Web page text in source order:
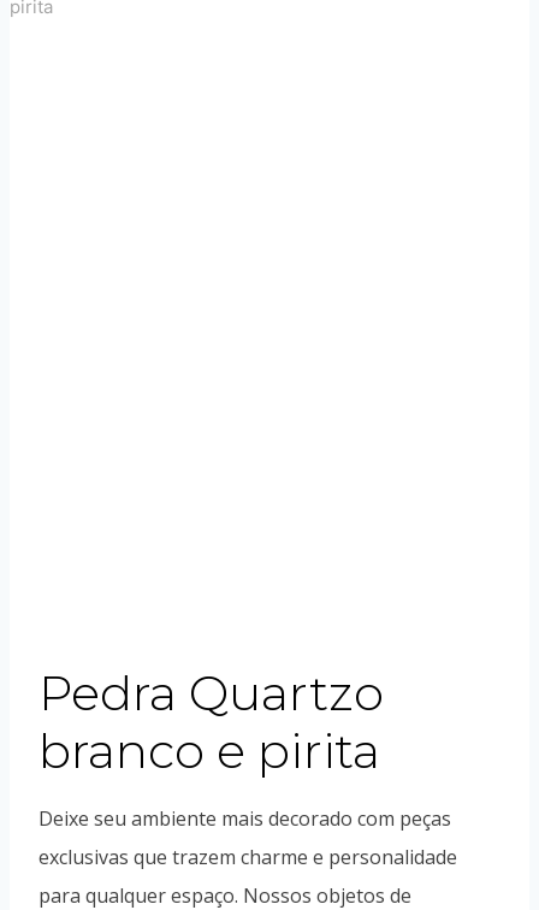
pirita
Pedra Quartzo
branco e pirita
Deixe seu ambiente mais decorado com peças
exclusivas que trazem charme e personalidade
para qualquer espaço. Nossos objetos de